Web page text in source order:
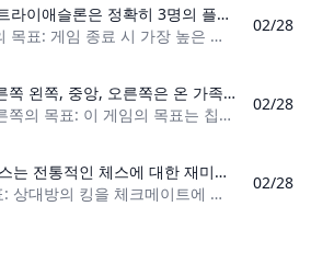
트라이애슬론 트라이애슬론은 정확히 3명의 플레이어가 참여하는 트릭 테이킹 게임입니다. 트라이애슬론에서는 트릭을 포착하는 것만으로는 충분하지 않습니다. 플레이어는 또한 보너스 포인트를 얻으려면 세 가지 다른 업적을 달성해야 합니다. 게임이 끝날 때 가장 많은 점수를 얻은 플레이어가 승리합니다!
트라이애슬론의 목표: 게임 종료 시 가장 높은 점수를 획득하세요 플레이어 수: 3명 카드 수: 39장 카드 순위: (낮음) 6 – 에이스(높음) 게임 유형: 트릭 테이킹
02/28
왼쪽, 중앙, 오른쪽 왼쪽, 중앙, 오른쪽은 온 가족이 즐길 수 있는 완벽한 게임입니다. 설정이 쉬우며 거의 모든 곳에서 플레이할 수 있습니다! 굴러가세요!
왼쪽, 중앙, 오른쪽의 목표: 이 게임의 목표는 칩이 남아 있는 유일한 플레이어가 되는 것입니다. 플레이어 수: 3~5명 재료: 주사위 3개와 포커칩 게임 유형: 전략
02/28
1D 체스 1D 체스는 전통적인 체스에 대한 재미있고 배우기 쉬운 대안입니다. 훨씬 적은 수의 조각으로 한 줄로 플레이하는 플레이어는 상대방의 킹을 체크메이트로 만들기 위해 자신의 움직임을 고민합니다.
1D 체스의 목표: 상대방의 킹을 체크메이트에 넣은 첫 번째 플레이어가 되세요 플레이어 수: 2명 재료: 인쇄 가능한 1D 체스 보드, 체스 세트의 흑백 킹, 퀸, 루크, 비숍
02/28